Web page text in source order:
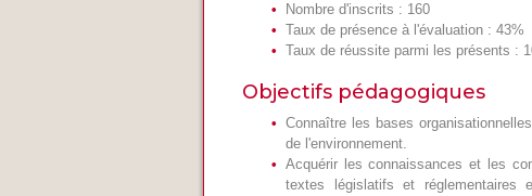
Nombre d'inscrits : 160
Taux de présence à l'évaluation : 43%
Taux de réussite parmi les présents :
Objectifs pédagogiques
Connaître les bases
de l'environnement.
Acquérir les connaissances et les
textes législatifs et réglementaires